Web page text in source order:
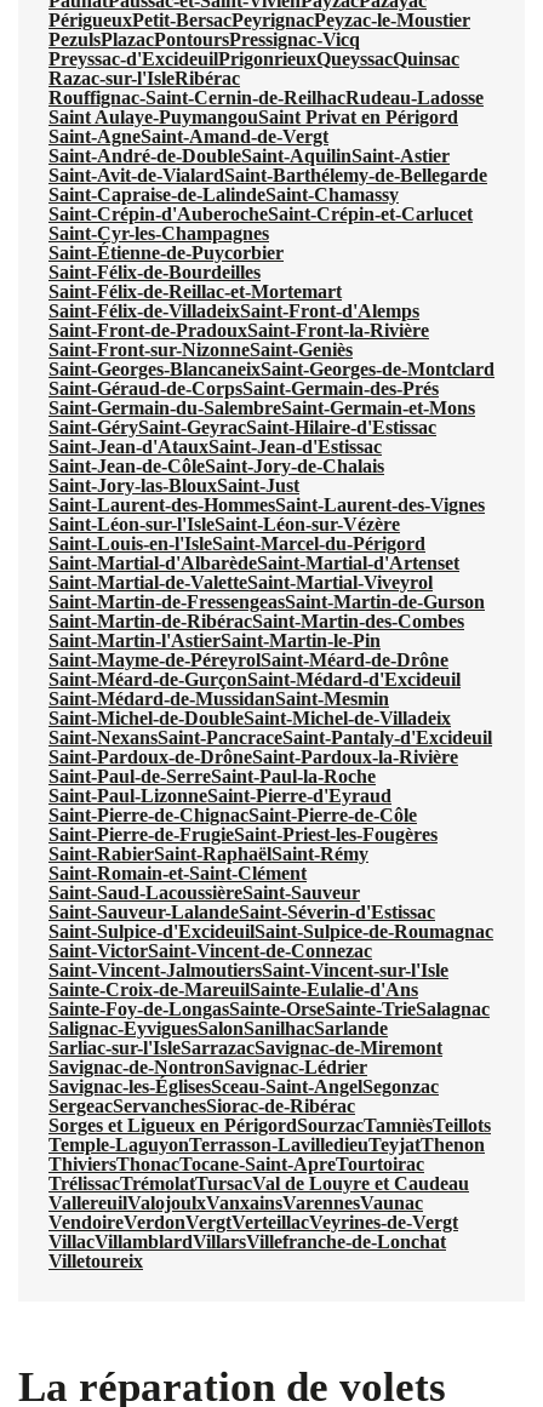
PérigueuxPetit-BersacPeyrignacPeyzac-le-Moustier
PezulsPlazacPontoursPressignac-Vicq
Preyssac-d'ExcideuilPrigonrieuxQueyssacQuinsac
Razac-sur-l'IsleRibérac
Rouffignac-Saint-Cernin-de-ReilhacRudeau-Ladosse
Saint Aulaye-PuymangouSaint Privat en Périgord
Saint-AgneSaint-Amand-de-Vergt
Saint-André-de-DoubleSaint-AquilinSaint-Astier
Saint-Avit-de-VialardSaint-Barthélemy-de-Bellegarde
Saint-Capraise-de-LalindeSaint-Chamassy
Saint-Crépin-d'AuberocheSaint-Crépin-et-Carlucet
Saint-Cyr-les-Champagnes
Saint-Étienne-de-Puycorbier
Saint-Félix-de-Bourdeilles
Saint-Félix-de-Reillac-et-Mortemart
Saint-Félix-de-VilladeixSaint-Front-d'Alemps
Saint-Front-de-PradouxSaint-Front-la-Rivière
Saint-Front-sur-NizonneSaint-Geniès
Saint-Georges-BlancaneixSaint-Georges-de-Montclard
Saint-Géraud-de-CorpsSaint-Germain-des-Prés
Saint-Germain-du-SalembreSaint-Germain-et-Mons
Saint-GérySaint-GeyracSaint-Hilaire-d'Estissac
Saint-Jean-d'AtauxSaint-Jean-d'Estissac
Saint-Jean-de-CôleSaint-Jory-de-Chalais
Saint-Jory-las-BlouxSaint-Just
Saint-Laurent-des-HommesSaint-Laurent-des-Vignes
Saint-Léon-sur-l'IsleSaint-Léon-sur-Vézère
Saint-Louis-en-l'IsleSaint-Marcel-du-Périgord
Saint-Martial-d'AlbarèdeSaint-Martial-d'Artenset
Saint-Martial-de-ValetteSaint-Martial-Viveyrol
Saint-Martin-de-FressengeasSaint-Martin-de-Gurson
Saint-Martin-de-RibéracSaint-Martin-des-Combes
Saint-Martin-l'AstierSaint-Martin-le-Pin
Saint-Mayme-de-PéreyrolSaint-Méard-de-Drône
Saint-Méard-de-GurçonSaint-Médard-d'Excideuil
Saint-Médard-de-MussidanSaint-Mesmin
Saint-Michel-de-DoubleSaint-Michel-de-Villadeix
Saint-NexansSaint-PancraceSaint-Pantaly-d'Excideuil
Saint-Pardoux-de-DrôneSaint-Pardoux-la-Rivière
Saint-Paul-de-SerreSaint-Paul-la-Roche
Saint-Paul-LizonneSaint-Pierre-d'Eyraud
Saint-Pierre-de-ChignacSaint-Pierre-de-Côle
Saint-Pierre-de-FrugieSaint-Priest-les-Fougères
Saint-RabierSaint-RaphaëlSaint-Rémy
Saint-Romain-et-Saint-Clément
Saint-Saud-LacoussièreSaint-Sauveur
Saint-Sauveur-LalandeSaint-Séverin-d'Estissac
Saint-Sulpice-d'ExcideuilSaint-Sulpice-de-Roumagnac
Saint-VictorSaint-Vincent-de-Connezac
Saint-Vincent-JalmoutiersSaint-Vincent-sur-l'Isle
Sainte-Croix-de-MareuilSainte-Eulalie-d'Ans
Sainte-Foy-de-LongasSainte-OrseSainte-TrieSalagnac
Salignac-EyviguesSalonSanilhacSarlande
Sarliac-sur-l'IsleSarrazacSavignac-de-Miremont
Savignac-de-NontronSavignac-Lédrier
Savignac-les-ÉglisesSceau-Saint-AngelSegonzac
SergeacServanchesSiorac-de-Ribérac
Sorges et Ligueux en PérigordSourzacTamnièsTeillots
Temple-LaguyonTerrasson-LavilledieuTeyjatThenon
ThiviersThonacTocane-Saint-ApreTourtoirac
TrélissacTrémolatTursacVal de Louyre et Caudeau
VallereuilValojoulxVanxainsVarennesVaunac
VendoireVerdonVergtVerteillacVeyrines-de-Vergt
VillacVillamblardVillarsVillefranche-de-Lonchat
Villetoureix
La réparation de volets